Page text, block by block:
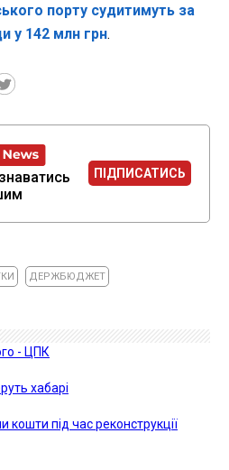
порту судитимуть за
у 142 млн грн.
ПІДПИСАТИСЬ
ДЕРЖБЮДЖЕТ
- ЦПК
хабарі
під час реконструкції